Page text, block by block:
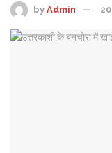
by Admin